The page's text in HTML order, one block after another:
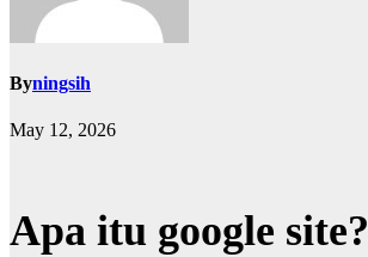
Byningsih
May 12, 2026
Apa itu google site?